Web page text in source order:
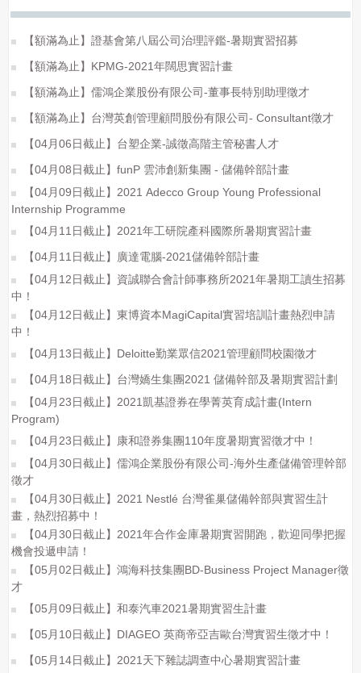
【額滿為止】證基會第八屆公司治理評鑑-暑期實習招募
【額滿為止】KPMG-2021年闊思實習計畫
【額滿為止】儒鴻企業股份有限公司-董事長特別助理徵才
【額滿為止】台灣英創管理顧問股份有限公司- Consultant徵才
【04月06日截止】台塑企業-誠徵高階主管秘書人才
【04月08日截止】funP 雲沛創新集團 - 儲備幹部計畫
【04月09日截止】2021 Adecco Group Young Professional
Internship Programme
【04月11日截止】2021年工研院產科國際所暑期實習計畫
【04月11日截止】廣達電腦-2021儲備幹部計畫
【04月12日截止】資誠聯合會計師事務所2021年暑期工讀生招募
中！
【04月12日截止】東博資本MagiCapital實習培訓計畫熱烈申請
中！
【04月13日截止】Deloitte勤業眾信2021管理顧問校園徵才
【04月18日截止】台灣嬌生集團2021 儲備幹部及暑期實習計劃
【04月23日截止】2021凱基證券在學菁英育成計畫(Intern
Program)
【04月23日截止】康和證券集團110年度暑期實習徵才中！
【04月30日截止】儒鴻企業股份有限公司-海外生產儲備管理幹部
徵才
【04月30日截止】2021 Nestlé 台灣雀巢儲備幹部與實習生計
畫，熱烈招募中！
【04月30日截止】2021年合作金庫暑期實習開跑，歡迎同學把握
機會投遞申請！
【05月02日截止】鴻海科技集團BD-Business Project Manager徵
才
【05月09日截止】和泰汽車2021暑期實習生計畫
【05月10日截止】DIAGEO 英商帝亞吉歐台灣實習生徵才中！
【05月14日截止】2021天下雜誌調查中心暑期實習計畫